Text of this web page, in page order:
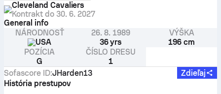
Cleveland Cavaliers
Kontrakt do 30. 6. 2027
General info
NÁRODNOSŤ
USA
26. 8. 1989
36 yrs
VÝŠKA
196 cm
POZÍCIA
G
ČÍSLO DRESU
1
Sofascore ID:JHarden13
Zdieľaj
História prestupov